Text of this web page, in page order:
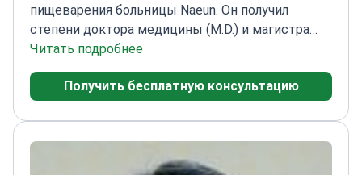
пищеварения больницы Naeun. Он получил
степени доктора медицины (M.D.) и магистра
наук (M.S.) в Медицинском колледже
Университета Chung‑Ang, прошёл интернатуру в
больнице Sungae и ординатуру по общей
Затем завершил клиническую стажировку по
хирургии органов пищеварения в Seoul St. Mary’s
Hospital и ранее работал врачом-хирургом в
Читать подробнее
Получить бесплатную консультацию